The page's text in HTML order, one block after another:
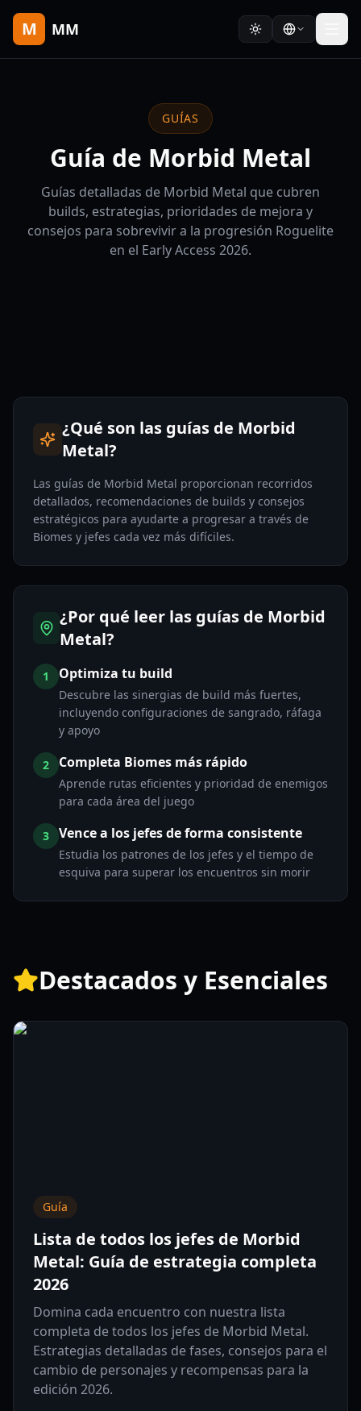
M MM
GUÍAS
Guía de Morbid Metal
Guías detalladas de Morbid Metal que cubren
builds, estrategias, prioridades de mejora y
consejos para sobrevivir a la progresión Roguelite
en el Early Access 2026.
¿Qué son las guías de Morbid
Metal?
Las guías de Morbid Metal proporcionan recorridos
detallados, recomendaciones de builds y consejos
estratégicos para ayudarte a progresar a través de
Biomes y jefes cada vez más difíciles.
¿Por qué leer las guías de Morbid
Metal?
1 Optimiza tu build
Descubre las sinergias de build más fuertes,
incluyendo configuraciones de sangrado, ráfaga
y apoyo
2 Completa Biomes más rápido
Aprende rutas eficientes y prioridad de enemigos
para cada área del juego
3 Vence a los jefes de forma consistente
Estudia los patrones de los jefes y el tiempo de
esquiva para superar los encuentros sin morir
Destacados y Esenciales
Guía
Lista de todos los jefes de Morbid
Metal: Guía de estrategia completa
2026
Domina cada encuentro con nuestra lista
completa de todos los jefes de Morbid Metal.
Estrategias detalladas de fases, consejos para el
cambio de personajes y recompensas para la
edición 2026.